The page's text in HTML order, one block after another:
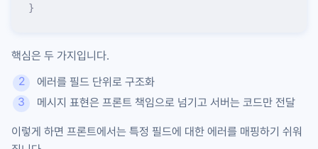
}
핵심은 두 가지입니다.
에러를 필드 단위로 구조화
메시지 표현은 프론트 책임으로 넘기고 서버는 코드만 전달
이렇게 하면 프론트에서는 특정 필드에 대한 에러를 매핑하기 쉬워